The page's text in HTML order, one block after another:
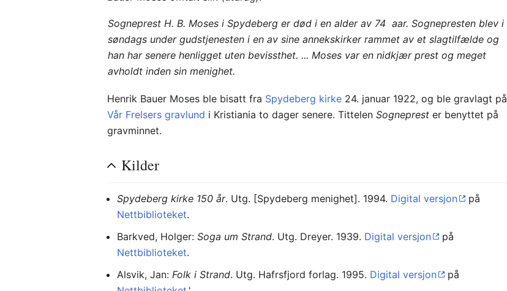
Sogneprest H. B. Moses i Spydeberg er død i en alder av 74 aar. Sognepresten blev i
søndags under gudstjenesten i en av sine annekskirker rammet av et slagtilfælde og
han har senere henligget uten bevissthet. ... Moses var en nidkjær prest og meget
avholdt inden sin menighet.
Henrik Bauer Moses ble bisatt fra Spydeberg kirke 24. januar 1922, og ble gravlagt på
Vår Frelsers gravlund i Kristiania to dager senere. TittelenSogneprest er benyttet på
gravminnet.
Kilder
Spydeberg kirke 150 år. Utg. [Spydeberg menighet]. 1994. Digital versjon
på
Nettbiblioteket.
Barkved, Holger:Soga um Strand. Utg. Dreyer. 1939. Digital versjon
på
Nettbiblioteket.
Alsvik, Jan:Folk i Strand. Utg. Hafrsfjord forlag. 1995. Digital versjon
på